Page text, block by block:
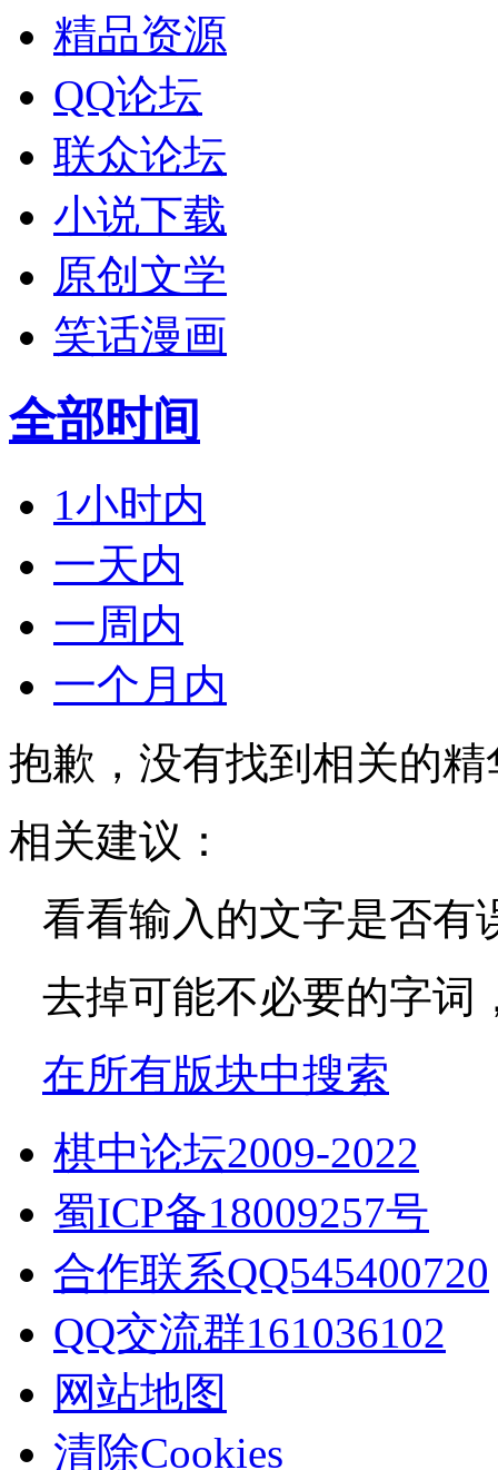
精品资源
QQ论坛
联众论坛
小说下载
原创文学
笑话漫画
全部时间
1小时内
一天内
一周内
一个月内
抱歉，没有找到相关的精
相关建议：
看看输入的文字是否有
去掉可能不必要的字词
在所有版块中搜索
棋中论坛2009-2022
蜀ICP备18009257号
合作联系QQ545400720
QQ交流群161036102
网站地图
清除Cookies